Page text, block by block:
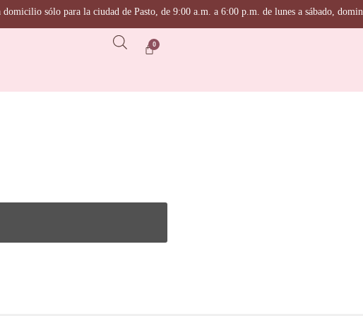
sólo para la ciudad de Pasto, de 9:00 a.m. a 6:00 p.m. de lunes a sábado,